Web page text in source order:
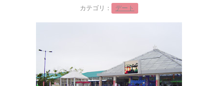
カテゴリ： デート